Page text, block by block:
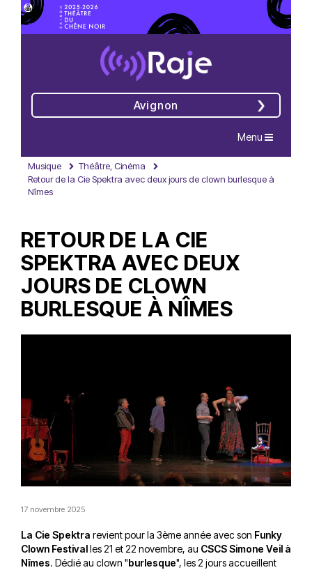
Avignon
Navigation
Menu
Musique
Théâtre, Cinéma
Retour de la Cie Spektra avec deux jours de clown burlesque à
Nîmes
RETOUR DE LA CIE
SPEKTRA AVEC DEUX
JOURS DE CLOWN
BURLESQUE À NÎMES
17 novembre 2025
La Cie Spektra revient pour la 3ème année avec son Funky
Clown Festivalles 21 et 22 novembre, au CSCS Simone Veil à
Nîmes. Dédié au clown "burlesque", les 2 jours accueillent